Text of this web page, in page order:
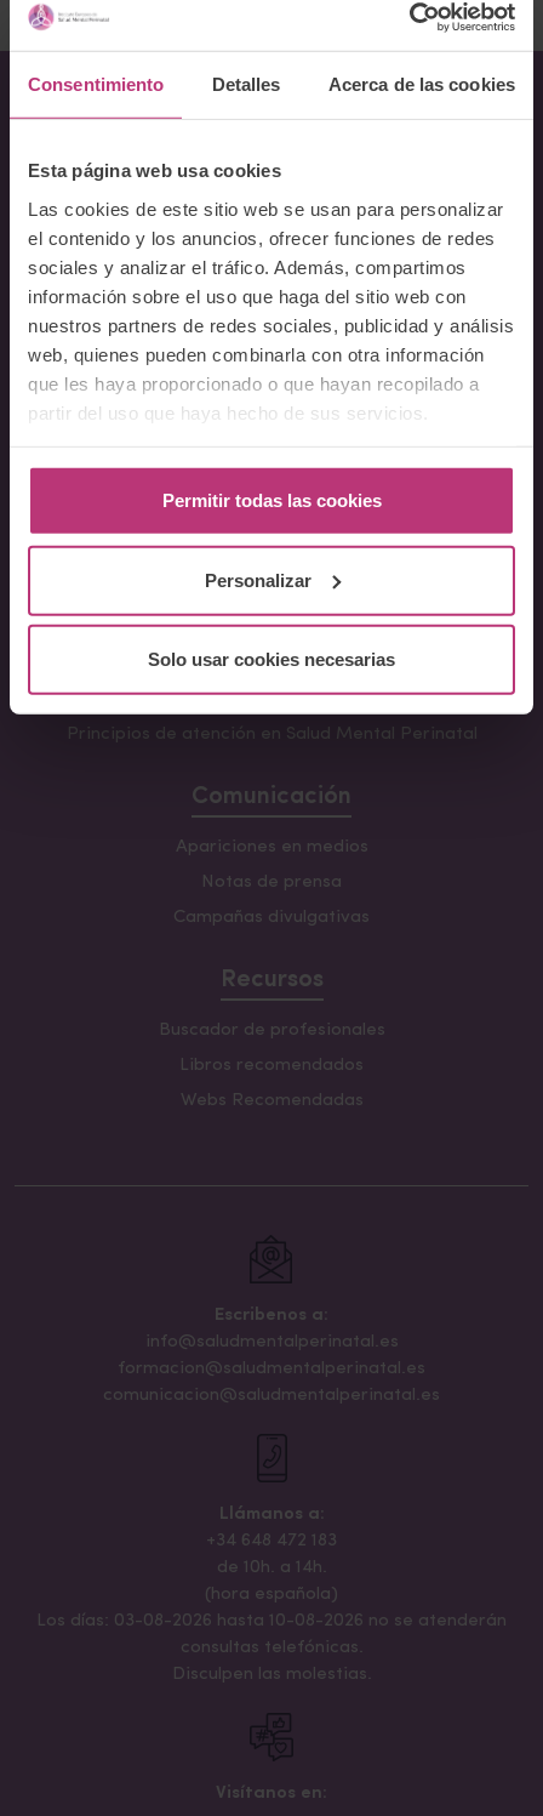
Consentimiento Detalles Acerca de las cookies
Esta página web usa cookies
Las cookies de este sitio web se usan para personalizar
el contenido y los anuncios, ofrecer funciones de redes
sociales y analizar el tráfico. Además, compartimos
información sobre el uso que haga del sitio web con
nuestros partners de redes sociales, publicidad y análisis
web, quienes pueden combinarla con otra información
que les haya proporcionado o que hayan recopilado a
partir del uso que haya hecho de sus servicios.
Permitir todas las cookies
Personalizar
Solo usar cookies necesarias
Docentes
Preguntas frecuentes
Cursos
Conferencia Neurociencia de la Lactancia y aplicaciones
Fundamentos en Salud Mental Perinatal
Herramientas de Psicoterapia Perinatal
Psiquiatría perinatal
Lactancia y Salud Mental
parto
Monográficos – Cursos Cortos
Principios de atención en Salud Mental Perinatal
Comunicación
Apariciones en medios
Notas de prensa
Campañas divulgativas
Recursos
Buscador de profesionales
Libros recomendados
Webs Recomendadas
Escribenos a:
info@saludmentalperinatal.es
formacion@saludmentalperinatal.es
comunicacion@saludmentalperinatal.es
Llámanos a:
+34 648 472 183
de 10h. a 14h.
(hora española)
Los días: 03-08-2026 hasta 10-08-2026 no se atenderán
consultas telefónicas.
Disculpen las molestias.
Visítanos en: